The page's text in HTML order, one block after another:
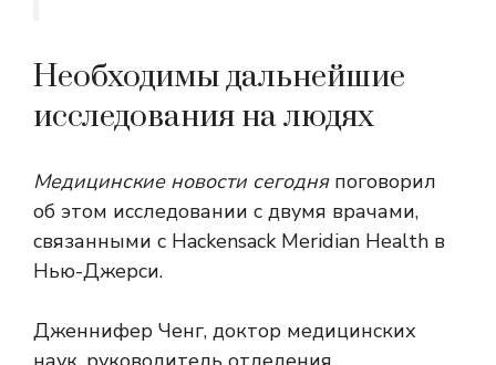
Необходимы дальнейшие
исследования на людях
Медицинские новости сегодняпоговорил
об этом исследовании с двумя врачами,
связанными с Hackensack Meridian Health в
Нью-Джерси.
Дженнифер Ченг, доктор медицинских